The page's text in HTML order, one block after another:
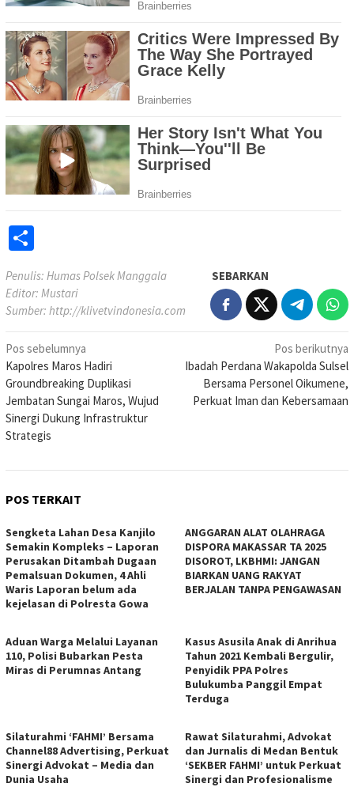
Penulis: Humas Polsek Manggala
Editor: Mustari
Sumber: http://klivetvindonesia.com
SEBARKAN
Navigasi
pos
Pos sebelumnya
Kapolres Maros Hadiri
Groundbreaking Duplikasi
Jembatan Sungai Maros, Wujud
Sinergi Dukung Infrastruktur
Strategis
Pos berikutnya
Ibadah Perdana Wakapolda Sulsel
Bersama Personel Oikumene,
Perkuat Iman dan Kebersamaan
POS TERKAIT
Sengketa Lahan Desa Kanjilo
Semakin Kompleks – Laporan
Perusakan Ditambah Dugaan
Pemalsuan Dokumen, 4 Ahli
Waris Laporan belum ada
kejelasan di Polresta Gowa
ANGGARAN ALAT OLAHRAGA
DISPORA MAKASSAR TA 2025
DISOROT, LKBHMI: JANGAN
BIARKAN UANG RAKYAT
BERJALAN TANPA PENGAWASAN
Aduan Warga Melalui Layanan
110, Polisi Bubarkan Pesta
Miras di Perumnas Antang
Kasus Asusila Anak di Anrihua
Tahun 2021 Kembali Bergulir,
Penyidik PPA Polres
Bulukumba Panggil Empat
Terduga
Silaturahmi ‘FAHMI’ Bersama
Channel88 Advertising, Perkuat
Sinergi Advokat – Media dan
Dunia Usaha
Rawat Silaturahmi, Advokat
dan Jurnalis di Medan Bentuk
‘SEKBER FAHMI’ untuk Perkuat
Sinergi dan Profesionalisme